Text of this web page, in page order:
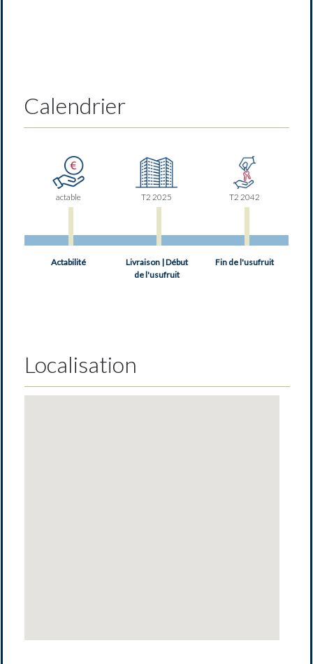
Calendrier
actable T2 2025 T2 2042
Actabilité
Livraison | Début
de l'usufruit
Fin de l'usufruit
Localisation